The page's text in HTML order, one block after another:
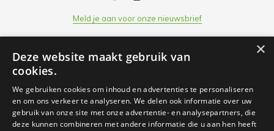
Meld je aan voor onze nieuwsbrief
Klantenservice
Openingsuren
×
Deze website maakt gebruik van
cookies.
We gebruiken cookies om inhoud en advertenties te personaliseren
en om ons verkeer te analyseren. We delen ook informatie over uw
gebruik van onze site met onze advertentie- en analysepartners, die
deze kunnen combineren met andere informatie die u aan hen heeft